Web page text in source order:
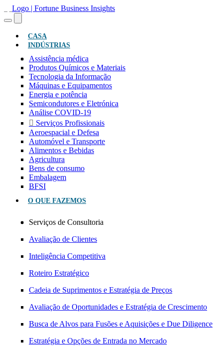
CASA
INDÚSTRIAS
Assistência médica
Produtos Químicos e Materiais
Tecnologia da Informação
Máquinas e Equipamentos
Energia e potência
Semicondutores e Eletrónica
Análise COVID-19
Serviços Profissionais
Aeroespacial e Defesa
Automóvel e Transporte
Alimentos e Bebidas
Agricultura
Bens de consumo
Embalagem
BFSI
O QUE FAZEMOS
Serviços de Consultoria
Avaliação de Clientes
Inteligência Competitiva
Roteiro Estratégico
Cadeia de Suprimentos e Estratégia de Preços
Avaliação de Oportunidades e Estratégia de Crescimento
Busca de Alvos para Fusões e Aquisições e Due Diligence
Estratégia e Opções de Entrada no Mercado